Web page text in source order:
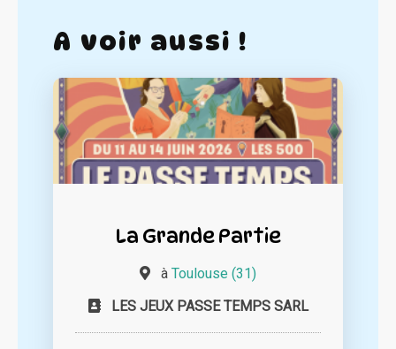
A voir aussi !
La Grande Partie
à Toulouse (31)
LES JEUX PASSE TEMPS SARL